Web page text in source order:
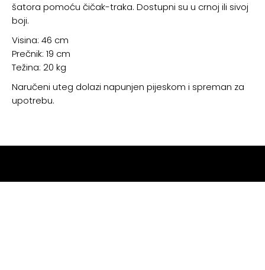
šatora pomoću čičak-traka. Dostupni su u crnoj ili sivoj
boji.
Visina: 46 cm
Prečnik: 19 cm
Težina: 20 kg
Naručeni uteg dolazi napunjen pijeskom i spreman za
upotrebu.